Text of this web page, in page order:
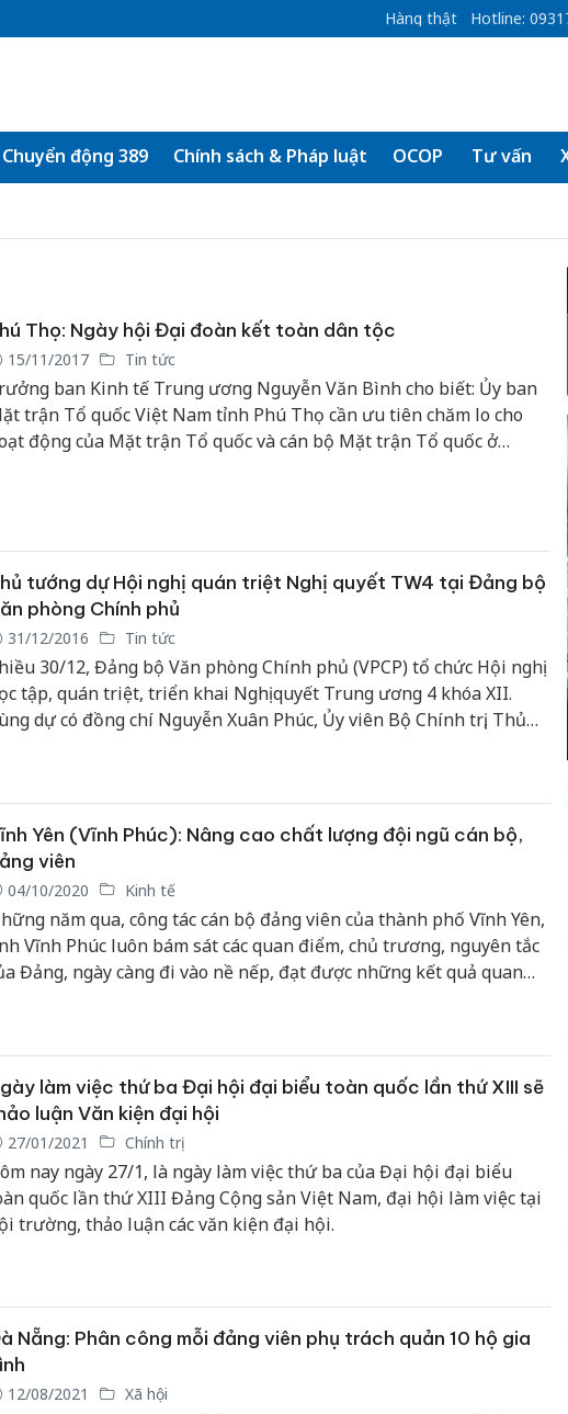
Hàng thật Hotline:
Chuyển động 389 Chính sách & Pháp luật OCOP Tư vấn
Thọ: Ngày hội Đại đoàn kết toàn dân tộc
15/11/2017 Tin tức
ban Kinh tế Trung ương Nguyễn Văn Bình cho biết: Ủy ban
trận Tổ quốc Việt Nam tỉnh Phú Thọ cần ưu tiên chăm lo cho
động của Mặt trận Tổ quốc và cán bộ Mặt trận Tổ quốc ở
tướng dự Hội nghị quán triệt Nghị quyết TW4 tại Đảng bộ
phòng Chính phủ
31/12/2016 Tin tức
30/12, Đảng bộ Văn phòng Chính phủ (VPCP) tổ chức Hội nghị
tập, quán triệt, triển khai Nghị quyết Trung ương 4 khóa XII.
dự có đồng chí Nguyễn Xuân Phúc, Ủy viên Bộ Chính trị, Thủ
Yên (Vĩnh Phúc): Nâng cao chất lượng đội ngũ cán bộ,
viên
04/10/2020 Kinh tế
năm qua, công tác cán bộ đảng viên của thành phố Vĩnh Yên,
Vĩnh Phúc luôn bám sát các quan điểm, chủ trương, nguyên tắc
Đảng, ngày càng đi vào nề nếp, đạt được những kết quả quan
của tỉnh.
làm việc thứ ba Đại hội đại biểu toàn quốc lần thứ XIII sẽ
luận Văn kiện đại hội
27/01/2021 Chính trị
nay ngày 27/1, là ngày làm việc thứ ba của Đại hội đại biểu
quốc lần thứ XIII Đảng Cộng sản Việt Nam, đại hội làm việc tại
trường, thảo luận các văn kiện đại hội.
Nẵng: Phân công mỗi đảng viên phụ trách quản 10 hộ gia
12/08/2021 Xã hội